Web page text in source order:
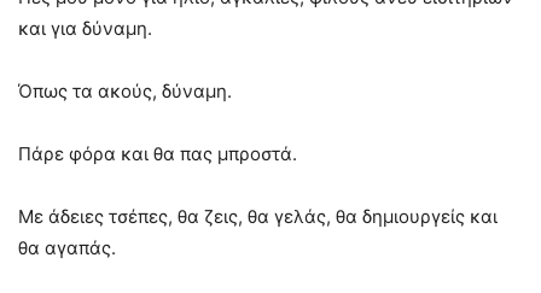
και για δύναμη.
Όπως τα ακούς, δύναμη.
Πάρε φόρα και θα πας μπροστά.
Με άδειες τσέπες, θα ζεις, θα γελάς, θα δημιουργείς και
θα αγαπάς.